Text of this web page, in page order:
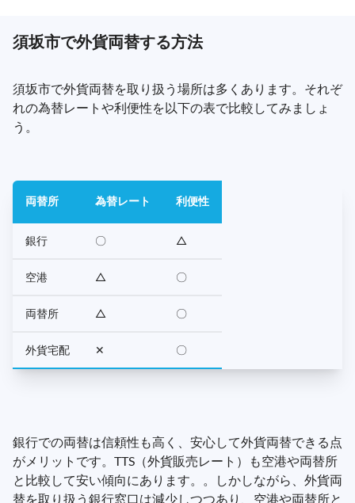
須坂市で外貨両替する方法
須坂市で外貨両替を取り扱う場所は多くあります。それぞ
れの為替レートや利便性を以下の表で比較してみましょ
う。
両替所 為替レート 利便性
銀行 〇 △
空港 △ 〇
両替所 △ 〇
外貨宅配 ✕ 〇
銀行での両替は信頼性も高く、安心して外貨両替できる点
がメリットです。TTS（外貨販売レート）も空港や両替所
と比較して安い傾向にあります。。しかしながら、外貨両
替を取り扱う銀行窓口は減少しつつあり、空港や両替所と